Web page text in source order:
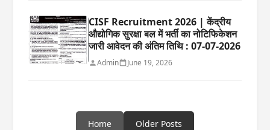
CISF Recruitment 2026 | केंद्रीय
औद्योगिक सुरक्षा बल में भर्ती का नोटिफिकेशन
जारी आवेदन की अंतिम तिथि : 07-07-2026
Admin June 19, 2026
Home Older Posts